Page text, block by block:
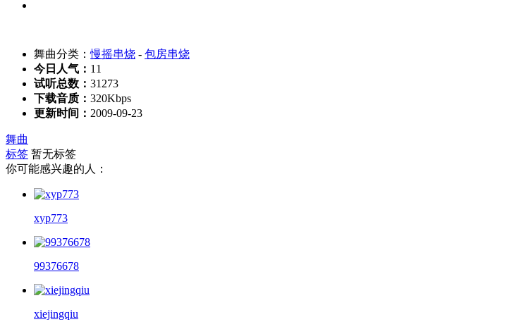
舞曲分类：慢摇串烧 - 包房串烧
今日人气： 11
试听总数： 31273
下载音质： 320Kbps
更新时间： 2009-09-23
舞曲
标签 暂无标签
你可能感兴趣的人：
xyp773
99376678
xiejingqiu